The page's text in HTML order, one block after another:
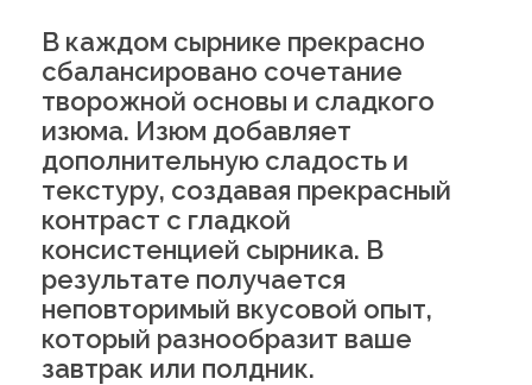
В каждом сырнике прекрасно
сбалансировано сочетание
творожной основы и сладкого
изюма. Изюм добавляет
дополнительную сладость и
текстуру, создавая прекрасный
контраст с гладкой
консистенцией сырника. В
результате получается
неповторимый вкусовой опыт,
который разнообразит ваше
завтрак или полдник.